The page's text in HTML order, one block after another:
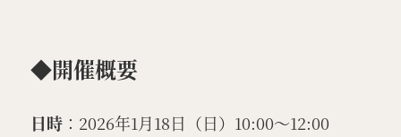
◆開催概要
日時：2026年1月18日（日）10:00〜12:00